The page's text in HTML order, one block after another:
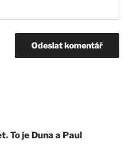
To je Duna a Paul